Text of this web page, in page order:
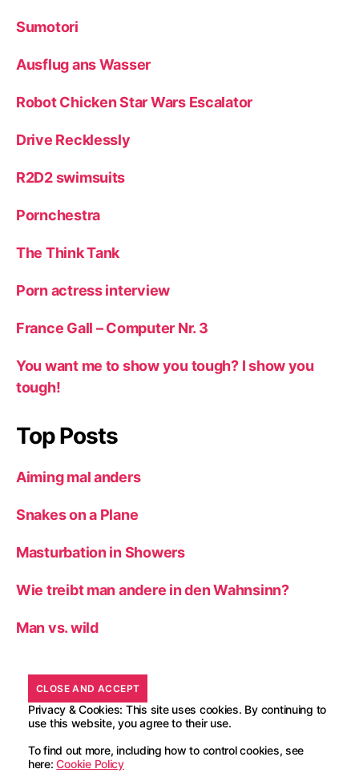
Sumotori
Ausflug ans Wasser
Robot Chicken Star Wars Escalator
Drive Recklessly
R2D2 swimsuits
Pornchestra
The Think Tank
Porn actress interview
France Gall – Computer Nr. 3
You want me to show you tough? I show you
tough!
Top Posts
Aiming mal anders
Snakes on a Plane
Masturbation in Showers
Wie treibt man andere in den Wahnsinn?
Man vs. wild
Privacy & Cookies: This site uses cookies. By continuing to
use this website, you agree to their use.
To find out more, including how to control cookies, see
here:Cookie Policy